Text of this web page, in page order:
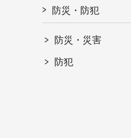
防災・防犯
防災・災害
防犯